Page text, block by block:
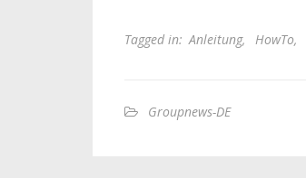
Tagged in: Anleitung, HowTo,
Groupnews-DE